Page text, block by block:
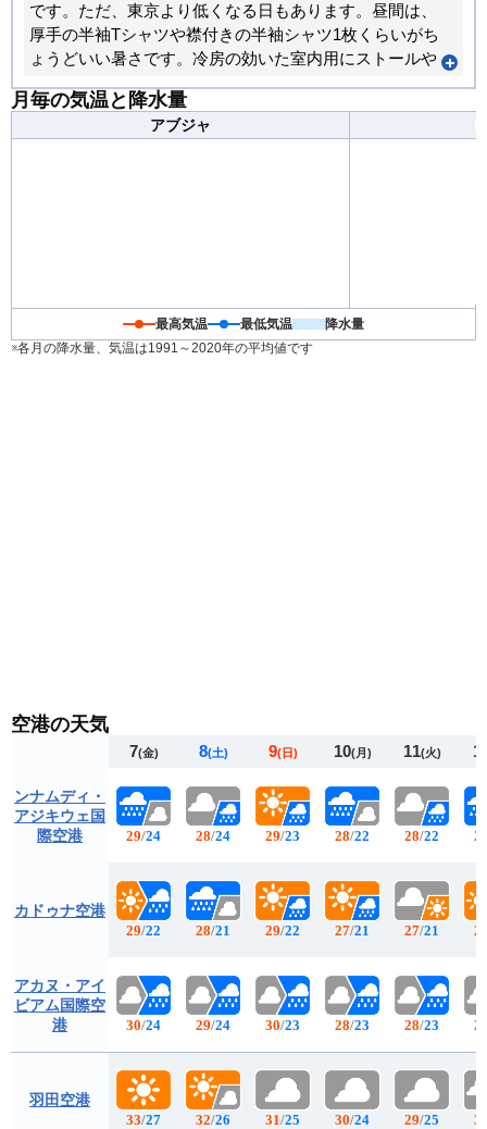
です。ただ、東京より低くなる日もあります。昼間は、
厚手の半袖Tシャツや襟付きの半袖シャツ1枚くらいがち
ょうどいい暑さです。冷房の効いた室内用にストールや
い日が多くなります。重ね着で調節できる服装がおすす
月毎の気温と降水量
アブジャ
最高気温 最低気温
降水量
※各月の降水量、気温は1991～2020年の平均値です
空港の天気
ンナムディ・
アジキウェ国
際空港
カドゥナ空港
アカヌ・アイ
ビアム国際空
港
羽田空港
7(金)
29/24
29/22
30/24
33/27
8(土)
28/24
28/21
29/24
32/26
9(日)
29/23
29/22
30/23
31/25
10(月)
28/22
27/21
28/23
30/24
11(火)
28/22
27/21
28/23
29/25